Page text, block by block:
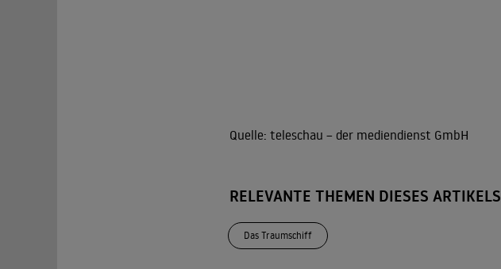
Quelle: teleschau – der mediendienst GmbH
RELEVANTE THEMEN DIESES ARTIKELS
Das Traumschiff